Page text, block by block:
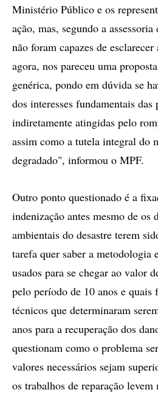
Ministério Público e os
ação, mas, segundo a
não foram capazes de
agora, nos pareceu uma
genérica, pondo em dúvida se
dos interesses fundamentais das
indiretamente atingidas pelo
assim como a tutela integral do
degradado", informou o MPF.
Outro ponto questionado é a
indenização antes mesmo de os
ambientais do desastre terem
tarefa quer saber a metodologia
usados para se chegar ao valor
pelo período de 10 anos e quais
técnicos que determinaram
anos para a recuperação dos
questionam como o problema
valores necessários sejam
os trabalhos de reparação levem